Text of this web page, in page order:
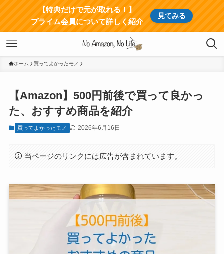
【特典だけで元が取れる！】
プライム会員について詳しく紹介
見てみる
ホーム 買ってよかったモノ
【Amazon】500円前後で買って良かっ
た、おすすめ商品を紹介
買ってよかったモノ 2026年6月16日
当ページのリンクには広告が含まれています。